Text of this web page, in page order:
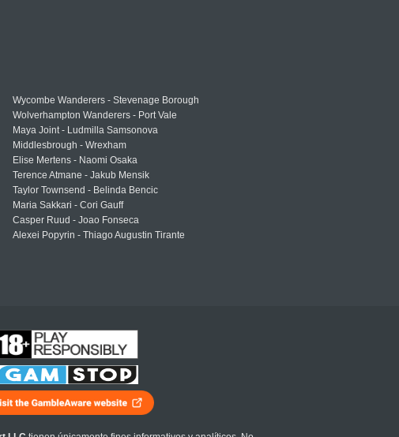
Wycombe Wanderers - Stevenage Borough
Wolverhampton Wanderers - Port Vale
Maya Joint - Ludmilla Samsonova
Middlesbrough - Wrexham
Elise Mertens - Naomi Osaka
Terence Atmane - Jakub Mensik
Taylor Townsend - Belinda Bencic
Maria Sakkari - Cori Gauff
Casper Ruud - Joao Fonseca
Alexei Popyrin - Thiago Augustin Tirante